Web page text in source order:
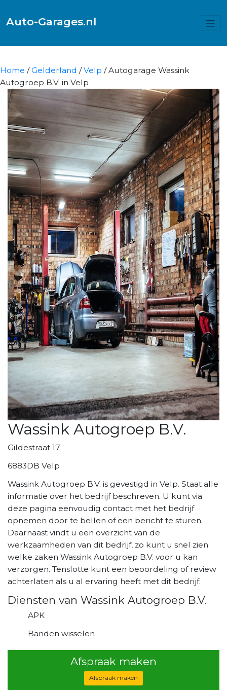
Auto-Garages.nl
Home /Gelderland /Velp / Autogarage Wassink
Autogroep B.V. in Velp
Wassink Autogroep B.V.
Gildestraat 17
6883DB Velp
Wassink Autogroep B.V. is gevestigd in Velp. Staat alle
informatie over het bedrijf beschreven. U kunt via
deze pagina eenvoudig contact met het bedrijf
opnemen door te bellen of een bericht te sturen.
Daarnaast vindt u een overzicht van de
werkzaamheden van dit bedrijf, zo kunt u snel zien
welke zaken Wassink Autogroep B.V. voor u kan
verzorgen. Tenslotte kunt een beoordeling of review
achterlaten als u al ervaring heeft met dit bedrijf.
Diensten van Wassink Autogroep B.V.
APK
Banden wisselen
Afspraak maken
Afspraak maken